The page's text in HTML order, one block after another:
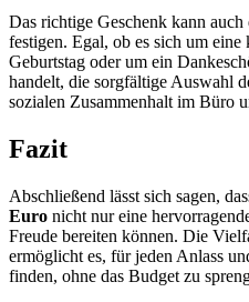
Das richtige Geschenk kann
festigen. Egal, ob es sich um
Geburtstag oder um ein
handelt, die sorgfältige Auswahl
sozialen Zusammenhalt im Büro
Fazit
Abschließend lässt sich sagen,
Euro nicht nur eine
Freude bereiten können. Die
ermöglicht es, für jeden Anlass
finden, ohne das Budget zu